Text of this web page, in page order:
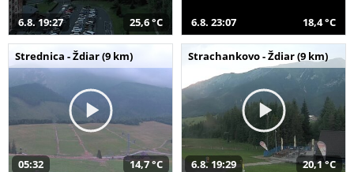
6.8. 19:27 25,6 °C 6.8. 23:07 18,4 °C
Strednica - Ždiar (9 km)
05:32 14,7 °C
Strachankovo - Ždiar (9 km)
6.8. 19:29 20,1 °C